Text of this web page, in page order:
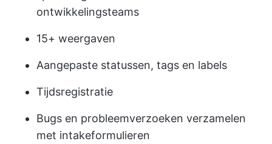
ontwikkelingsteams
15+ weergaven
Aangepaste statussen, tags en labels
Tijdsregistratie
Bugs en probleemverzoeken verzamelen
met intakeformulieren